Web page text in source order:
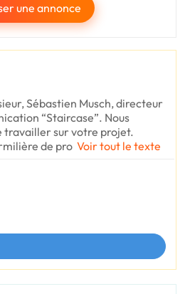
une annonce
Sébastien Musch, directeur
“Staircase”. Nous
travailler sur votre projet.
de pro Voir tout le texte